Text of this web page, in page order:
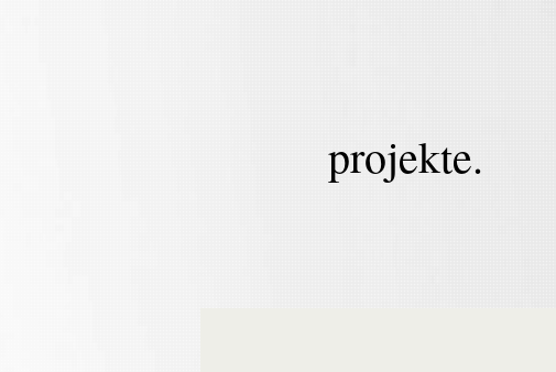
projekte.